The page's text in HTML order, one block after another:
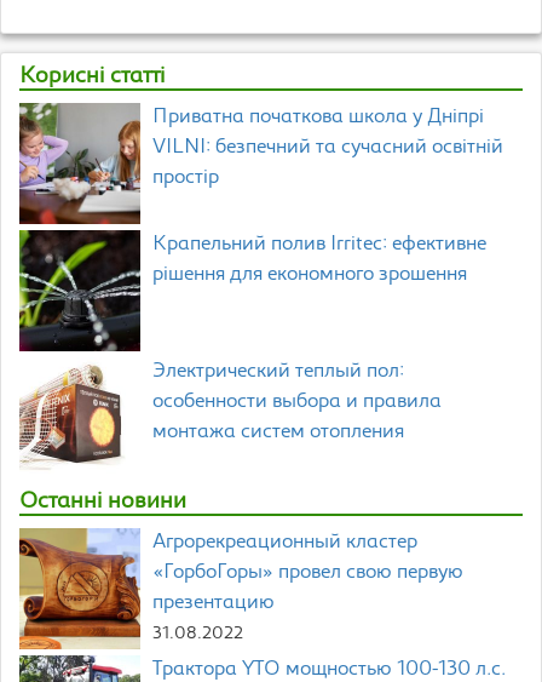
Корисні статті
Приватна початкова школа у Дніпрі
VILNI: безпечний та сучасний освітній
простір
Крапельний полив Irritec: ефективне
рішення для економного зрошення
Электрический теплый пол:
особенности выбора и правила
монтажа систем отопления
Останні новини
Агрорекреационный кластер
«ГорбоГоры» провел свою первую
презентацию
31.08.2022
Трактора YTO мощностью 100-130 л.с.